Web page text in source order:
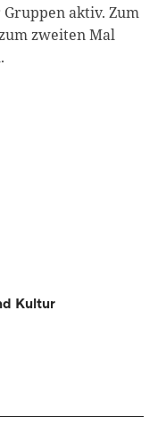
aktiv. Zum
zweiten Mal
Kultur